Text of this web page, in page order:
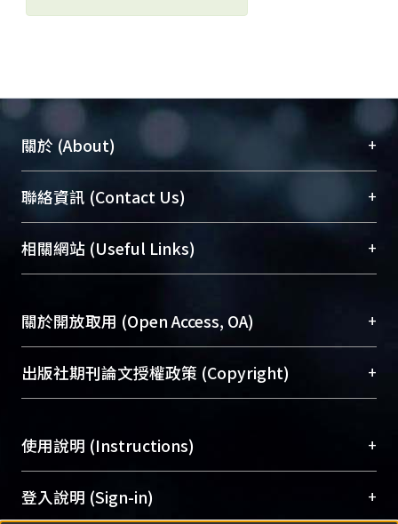
關於 (About) +
臺大位居世界頂尖大學之列，為永久珍藏及向國際
展現本校豐碩的研究成果及學術能量，圖書館整合
機構典藏（NTUR）與學術庫（AH）不同功能平
台，成為臺大學術典藏NTU scholars。期能整合研
成果。
To permanently archive and promote researcher
profiles and scholarly works, Library integrates the
services of “NTU Repository” with “Academic
聯絡資訊 (Contact Us) +
總館學科館員(Main Library)
醫學圖書館學科館員(Medical Library)
Sciences Library)
相關網站 (Useful Links) +
關於開放取用 (Open Access, OA) +
開放取用是從使用者角度提升資訊取用性的社會運
動，應用在學術研究上是透過將研究著作公開供使
用逐年攀升。同時可加速研究發展、提升研究影響
Archive）平台。 （點選深入了解OA）
出版社期刊論文授權政策 (Copyright) +
含部分內容的版權非匯入者所有，或由第三方贊
助與合作完成，請確認該版權所有者及第三方同
意提供此授權。
Please represent that the submission is your
使用說明 (Instructions) +
網站簡介(Quickstart Guide)
使用手冊(Instruction Manual)
登入說明 (Sign-in) +